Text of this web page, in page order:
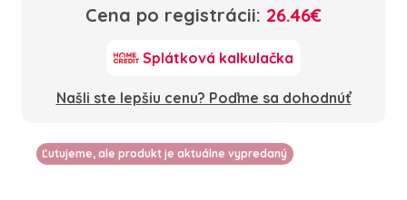
Cena po registrácii: 26.46€
Splátková kalkulačka
Našli ste lepšiu cenu? Poďme sa dohodnúť
Ľutujeme, ale produkt je aktuálne vypredaný